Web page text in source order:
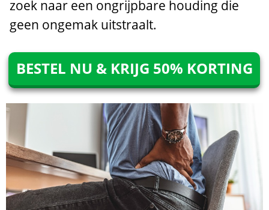
zoek naar een ongrijpbare houding die
geen ongemak uitstraalt.
BESTEL NU & KRIJG 50% KORTING